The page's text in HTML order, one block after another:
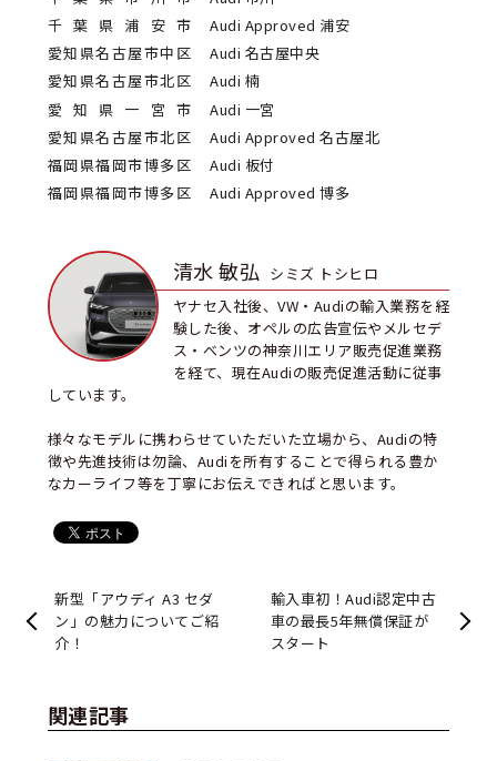
千葉県浦安市
Audi Approved 浦安
愛知県名古屋市中区
Audi 名古屋中央
愛知県名古屋市北区
Audi 楠
愛知県一宮市
Audi 一宮
愛知県名古屋市北区
Audi Approved 名古屋北
福岡県福岡市博多区
Audi 板付
福岡県福岡市博多区
Audi Approved 博多
清水 敏弘 シミズ トシヒロ
ヤナセ入社後、VW・Audiの輸入業務を経
験した後、オペルの広告宣伝やメルセデ
ス・ベンツの神奈川エリア販売促進業務
を経て、現在Audiの販売促進活動に従事
しています。
様々なモデルに携わらせていただいた立場から、Audiの特
徴や先進技術は勿論、Audiを所有することで得られる豊か
なカーライフ等を丁寧にお伝えできればと思います。
新型「アウディ A3 セダ
ン」の魅力についてご紹
介！
輸入車初！Audi認定中古
車の最長5年無償保証が
スタート
関連記事